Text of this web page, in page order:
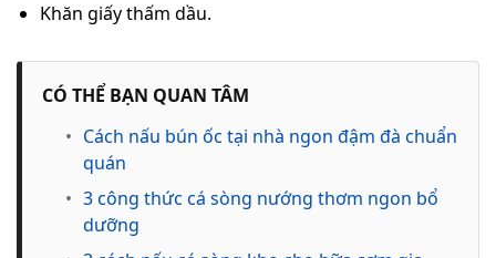
Khăn giấy thấm dầu.
CÓ THỂ BẠN QUAN TÂM
• Cách nấu bún ốc tại nhà ngon đậm đà chuẩn
quán
• 3 công thức cá sòng nướng thơm ngon bổ
dưỡng